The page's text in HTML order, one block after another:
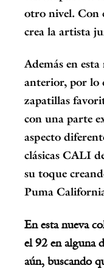
otro nivel. Con
crea la artista
Además en
anterior, por lo
zapatillas
con una parte
aspecto
clásicas CALI
su toque
Puma
En esta nueva
el 92 en alguna
aún, buscando